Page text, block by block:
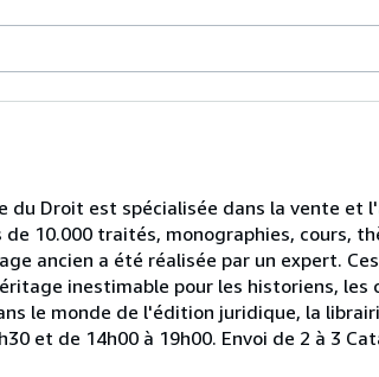
du Droit est spécialisée dans la vente et
10.000 traités, monographies, cours,
ancien a été réalisée par un expert.
inestimable pour les historiens, les
le monde de l'édition juridique, la
et de 14h00 à 19h00. Envoi de 2 à 3